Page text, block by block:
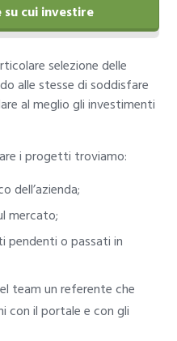
cui investire
selezione delle
alle stesse di soddisfare
al meglio gli investimenti
i progetti troviamo:
dell’azienda;
mercato;
pendenti o passati in
team un referente che
con il portale e con gli